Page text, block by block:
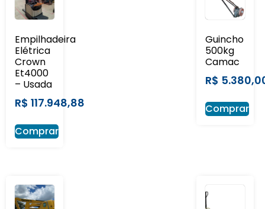
Empilhadeira
Elétrica
Crown
Et4000
– Usada
R$ 117.948,88
Comprar
Guincho
500kg
Camac
R$
Comprar